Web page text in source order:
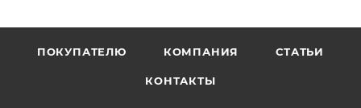
ПОКУПАТЕЛЮ КОМПАНИЯ СТАТЬИ
КОНТАКТЫ